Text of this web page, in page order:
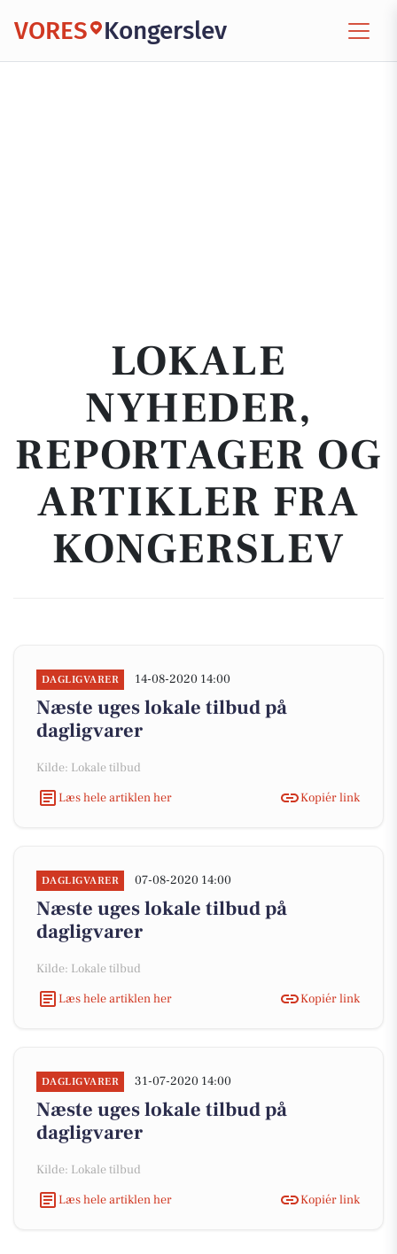
VORES Kongerslev
LOKALE
NYHEDER,
REPORTAGER OG
ARTIKLER FRA
KONGERSLEV
DAGLIGVARER 14-08-2020 14:00
Næste uges lokale tilbud på
dagligvarer
Kilde: Lokale tilbud
Læs hele artiklen her
Kopiér link
DAGLIGVARER 07-08-2020 14:00
Næste uges lokale tilbud på
dagligvarer
Kilde: Lokale tilbud
Læs hele artiklen her
Kopiér link
DAGLIGVARER 31-07-2020 14:00
Næste uges lokale tilbud på
dagligvarer
Kilde: Lokale tilbud
Læs hele artiklen her
Kopiér link